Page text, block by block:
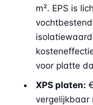
m². EPS is
voor platte
XPS platen:
vergelijkbaar